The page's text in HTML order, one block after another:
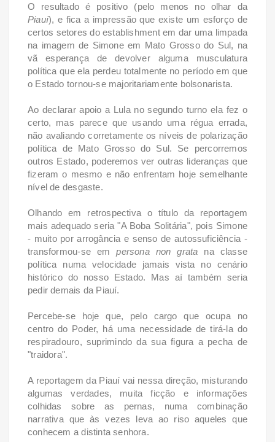
O resultado é positivo (pelo menos no olhar da
Piauí), e fica a impressão que existe um esforço de
certos setores do establishment em dar uma limpada
na imagem de Simone em Mato Grosso do Sul, na
vã esperança de devolver alguma musculatura
política que ela perdeu totalmente no período em que
o Estado tornou-se majoritariamente bolsonarista.
Ao declarar apoio a Lula no segundo turno ela fez o
certo, mas parece que usando uma régua errada,
não avaliando corretamente os níveis de polarização
política de Mato Grosso do Sul. Se percorremos
outros Estado, poderemos ver outras lideranças que
fizeram o mesmo e não enfrentam hoje semelhante
nível de desgaste.
Olhando em retrospectiva o título da reportagem
mais adequado seria "A Boba Solitária", pois Simone
- muito por arrogância e senso de autossuficiência -
transformou-se empersona non grata na classe
política numa velocidade jamais vista no cenário
histórico do nosso Estado. Mas aí também seria
pedir demais da Piauí.
Percebe-se hoje que, pelo cargo que ocupa no
centro do Poder, há uma necessidade de tirá-la do
respiradouro, suprimindo da sua figura a pecha de
"traidora".
A reportagem da Piauí vai nessa direção, misturando
algumas verdades, muita ficção e informações
colhidas sobre as pernas, numa combinação
narrativa que às vezes leva ao riso aqueles que
conhecem a distinta senhora.